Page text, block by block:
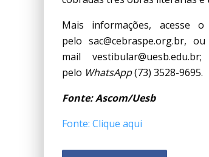
Mais informações, acesse
pelo sac@cebraspe.org.br,
mail
pelo WhatsApp(73) 3528-9695.
Fonte: Ascom/Uesb
Fonte: Clique aqui